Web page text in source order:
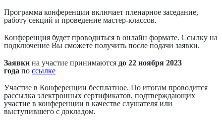
Программа конференции включает пленарное заседание,
работу секций и проведение мастер-классов.
Конференция будет проводиться в онлайн формате. Ссылку на
подключение Вы сможете получить после подачи заявки.
Заявки на участие принимаются до 22 ноября 2023
года по ссылке
Участие в Конференции бесплатное. По итогам проводится
рассылка электронных сертификатов, подтверждающих
участие в конференции в качестве слушателя или
выступившего с докладом.